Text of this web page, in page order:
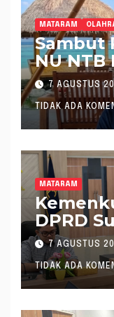
MATARAM
Sambut
NU
Pimpin
7 AGUSTUS
TIDAK ADA
MATARAM
DPRD
Inisiatif
7 AGUSTUS
TIDAK ADA